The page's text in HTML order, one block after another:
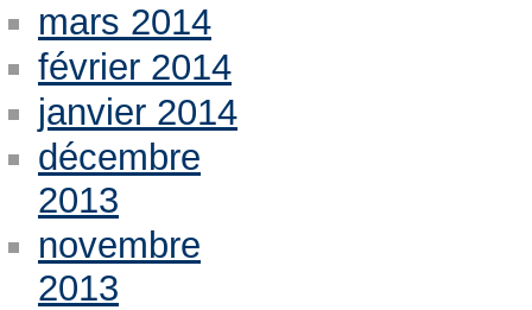
mars 2014
février 2014
janvier 2014
décembre
2013
novembre
2013